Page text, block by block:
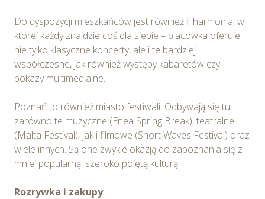
dobrowolne. Możesz wycofać zgodę i dokonać zmiany
ustawień dotyczących plików cookie w każdej chwili za
pośrednictwem panelu „Ustawienia plików cookie”
dostępnego z poziomuPolityki prywatności – pliki
cookie .
Możesz również dostosować wybory dotyczące
plików cookie i udzielić zgody na wykorzystywanie
plików cookie w Serwisie tylko w wybranych przez
Ciebie celach poprzez wybranie opcji „Dostosuj
wybory”.
Do dyspozycji mieszkańców jest również filharmonia, w
której każdy znajdzie coś dla siebie – placówka oferuje
nie tylko klasyczne koncerty, ale i te bardziej
współczesne, jak również występy kabaretów czy
pokazy multimedialne.
Poznań to również miasto festiwali. Odbywają się tu
zarówno te muzyczne (Enea Spring Break), teatralne
(Malta Festival), jak i filmowe (Short Waves Festival) oraz
wiele innych. Są one zwykle okazją do zapoznania się z
mniej popularną, szeroko pojętą kulturą.
Rozrywka i zakupy